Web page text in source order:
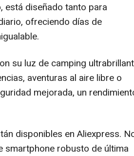
diseñado tanto para
ofreciendo días de
su luz de camping
aventuras al aire libre o
mejorada, un
disponibles en Aliexpress.
smartphone robusto de última